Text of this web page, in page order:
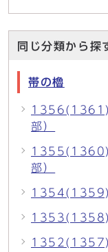
同じ分類から探
帯の櫓
部）
部）